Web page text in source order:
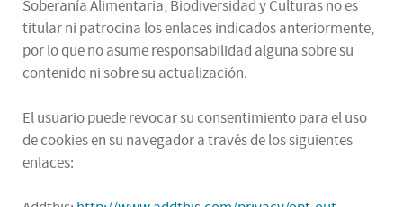
Soberanía Alimentaria, Biodiversidad y Culturas no es
titular ni patrocina los enlaces indicados anteriormente,
por lo que no asume responsabilidad alguna sobre su
contenido ni sobre su actualización.
El usuario puede revocar su consentimiento para el uso
de cookies en su navegador a través de los siguientes
enlaces: